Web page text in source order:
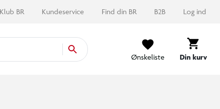
Klub BR Kundeservice Find din BR B2B Log ind
Ønskeliste Din kurv